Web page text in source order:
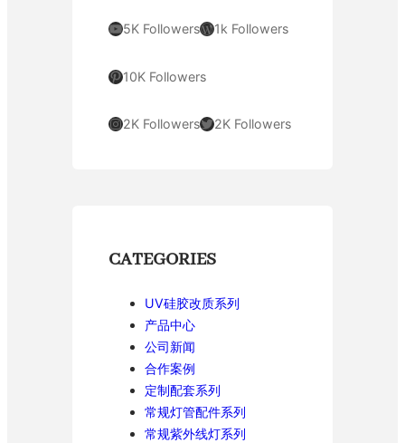
YouTube 5K FollowersWordPress 1k Followers
Pinterest 10K Followers
Instagram 2K FollowersTwitter 2K Followers
CATEGORIES
UV硅胶改质系列
产品中心
公司新闻
合作案例
定制配套系列
常规灯管配件系列
常规紫外线灯系列